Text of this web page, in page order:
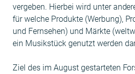
vergeben. Hier­bei wird unter
für welche Pro­duk­te (Wer­bung),
und Fernse­hen) und Märk­te
ein Musik­stück genutzt wer­den
Ziel des im August ges­tarteten